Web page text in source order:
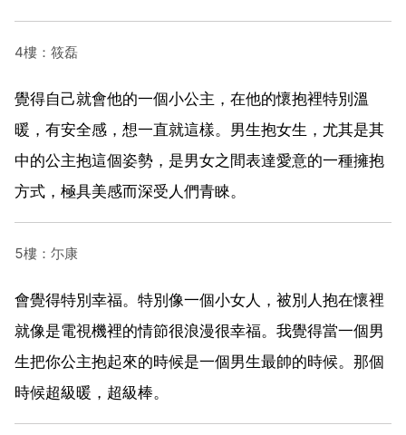
4樓：筱磊
覺得自己就會他的一個小公主，在他的懷抱裡特別溫
暖，有安全感，想一直就這樣。男生抱女生，尤其是其
中的公主抱這個姿勢，是男女之間表達愛意的一種擁抱
方式，極具美感而深受人們青睞。
5樓：尓康
會覺得特別幸福。特別像一個小女人，被別人抱在懷裡
就像是電視機裡的情節很浪漫很幸福。我覺得當一個男
生把你公主抱起來的時候是一個男生最帥的時候。那個
時候超級暖，超級棒。